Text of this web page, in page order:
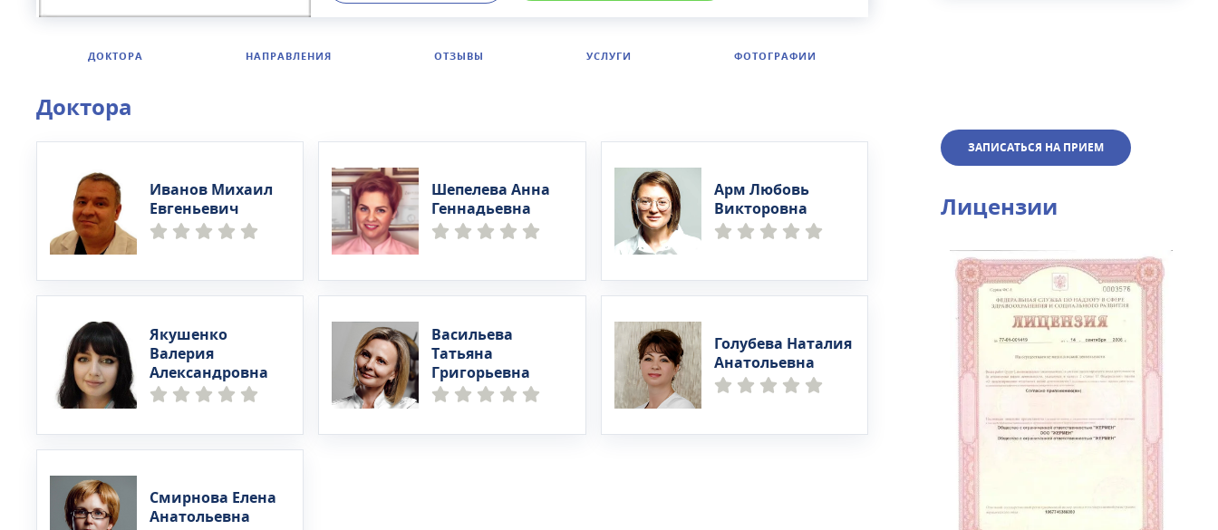
ДОКТОРА НАПРАВЛЕНИЯ ОТЗЫВЫ УСЛУГИ ФОТОГРАФИИ
Доктора
Иванов Михаил
Евгеньевич
Шепелева Анна
Геннадьевна
Арм Любовь
Викторовна
Якушенко
Валерия
Александровна
Васильева
Татьяна
Григорьевна
Голубева Наталия
Анатольевна
Смирнова Елена
Анатольевна
ЗАПИСАТЬСЯ НА ПРИЕМ
Лицензии